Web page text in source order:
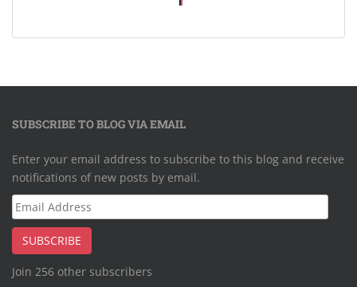
SUBSCRIBE TO BLOG VIA EMAIL
Enter your email address to subscribe to this blog and receive
notifications of new posts by email.
Email
Address
SUBSCRIBE
Join 256 other subscribers